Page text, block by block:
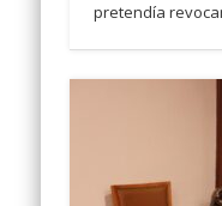
pretendía